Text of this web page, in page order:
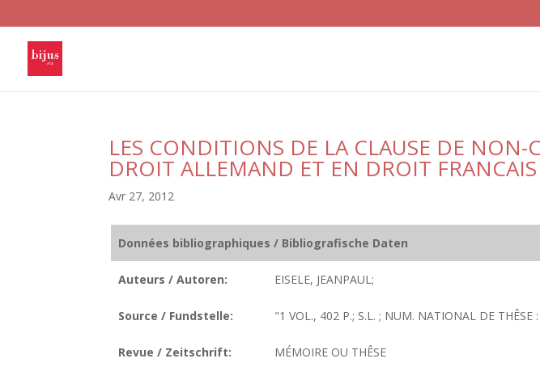
LES CONDITIONS DE LA CLAUSE DE NON-
DROIT ALLEMAND ET EN DROIT FRANCAIS
Avr 27, 2012
Données bibliographiques / Bibliografische Daten
Auteurs / Autoren: EISELE, JEANPAUL;
Source / Fundstelle: "1 VOL., 402 P.; S.L. ; NUM. NATIONAL DE
Revue / Zeitschrift: MÉMOIRE OU THÊSE